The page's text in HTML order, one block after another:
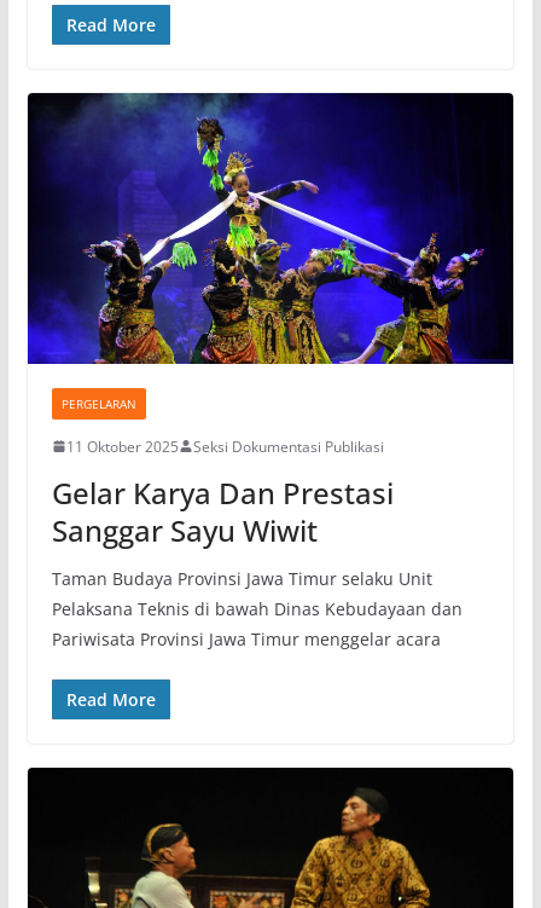
Read More
PERGELARAN
11 Oktober 2025 Seksi Dokumentasi Publikasi
Gelar Karya Dan Prestasi
Sanggar Sayu Wiwit
Taman Budaya Provinsi Jawa Timur selaku Unit
Pelaksana Teknis di bawah Dinas Kebudayaan dan
Pariwisata Provinsi Jawa Timur menggelar acara
Read More